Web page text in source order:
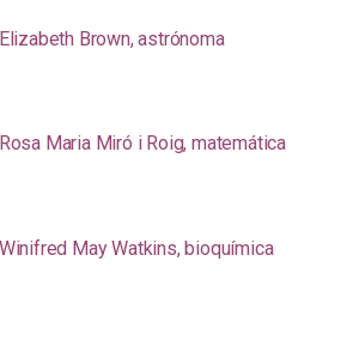
Elizabeth Brown, astrónoma
Rosa Maria Miró i Roig, matemática
Winifred May Watkins, bioquímica